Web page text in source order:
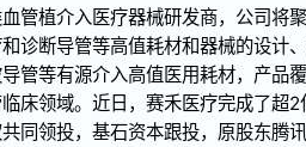
管植介入医疗器械研发商，公司将
诊断导管等高值耗材和器械的设计
管等有源介入高值医用耗材，产品
床领域。近日，赛禾医疗完成了超
同领投，基石资本跟投，原股东腾